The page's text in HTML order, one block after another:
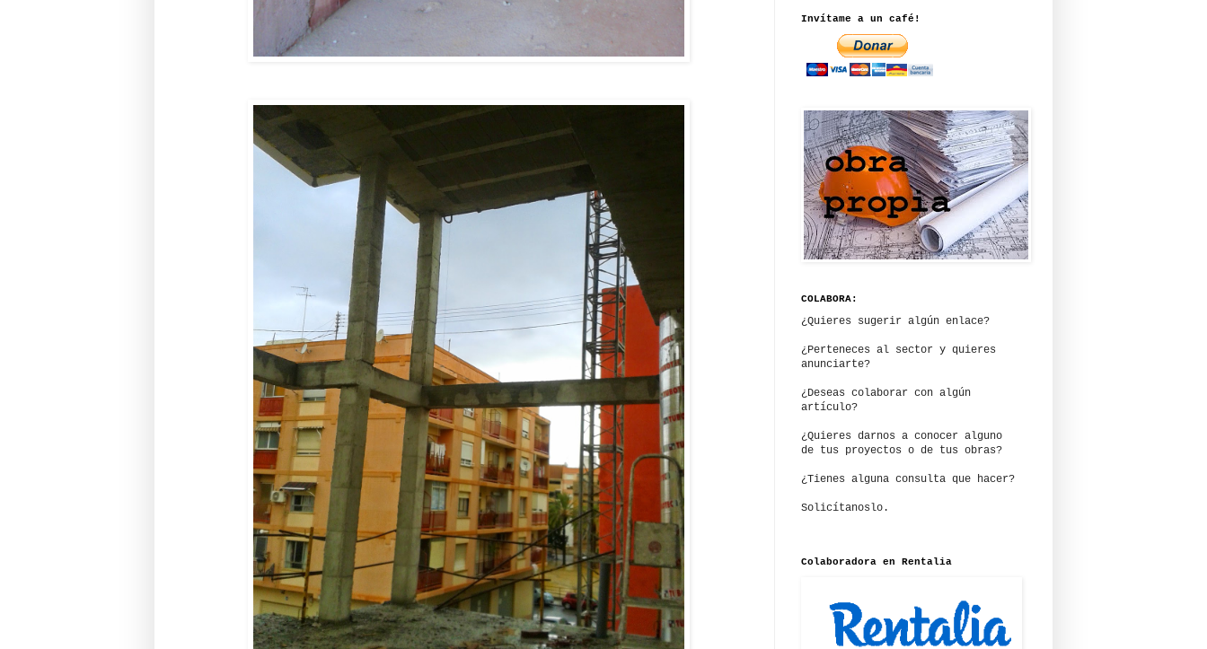
Invítame a un café!
COLABORA:
¿Quieres sugerir algún enlace?
¿Perteneces al sector y quieres
anunciarte?
¿Deseas colaborar con algún
artículo?
¿Quieres darnos a conocer alguno
de tus proyectos o de tus obras?
¿Tienes alguna consulta que hacer?
Solicítanoslo.
Colaboradora en Rentalia